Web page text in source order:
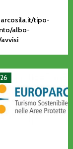
tipo-
albo-
come processo